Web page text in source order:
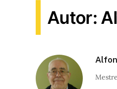
Autor: